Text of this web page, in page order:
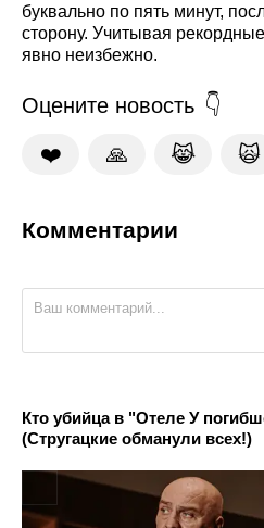
буквально по пять минут,
сторону. Учитывая
явно неизбежно.
Оцените новость
❤️ 🙏 😹 🙀
Комментарии
Кто убийца в "Отеле У
(Стругацкие обманули всех!)